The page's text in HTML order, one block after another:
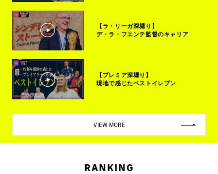
【ラ・リーガ深堀り】
デ・ラ・フエンテ監督のキャリア
【プレミア深堀り】
現地で感じたベストイレブン
VIEW MORE
RANKING